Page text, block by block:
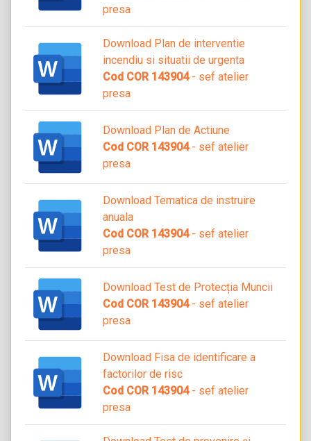
presa
Download Plan de interventie
incendiu si situatii de urgenta
Cod COR 143904- sef atelier
presa
Download Plan de Actiune
Cod COR 143904- sef atelier
presa
Download Tematica de instruire
anuala
Cod COR 143904- sef atelier
presa
Download Test de Protecția Muncii
Cod COR 143904- sef atelier
presa
Download Fisa de identificare a
factorilor de risc
Cod COR 143904- sef atelier
presa